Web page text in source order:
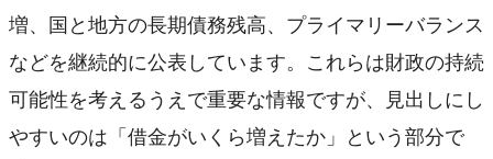
増、国と地方の長期債務残高、プライマリーバランス
などを継続的に公表しています。これらは財政の持続
可能性を考えるうえで重要な情報ですが、見出しにし
やすいのは「借金がいくら増えたか」という部分で